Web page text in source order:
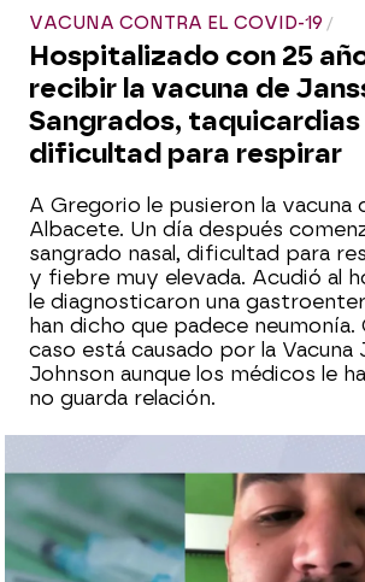
VACUNA CONTRA EL COVID-19
Hospitalizado con 25
recibir la vacuna de
Sangrados,
dificultad para respirar
A Gregorio le pusieron la vacuna
Albacete. Un día después
sangrado nasal, dificultad para
y fiebre muy elevada. Acudió al
le diagnosticaron una
han dicho que padece neumonía.
caso está causado por la Vacuna
Johnson aunque los médicos le
no guarda relación.